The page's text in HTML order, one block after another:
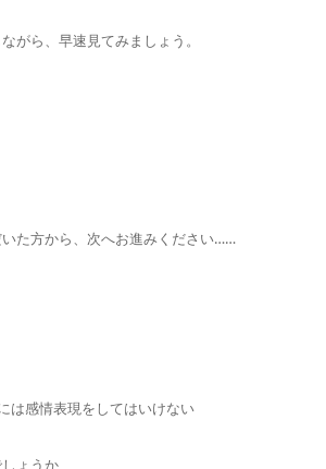
がら、早速見てみましょう。
た方から、次へお進みください……
感情表現をしてはいけない
ょうか